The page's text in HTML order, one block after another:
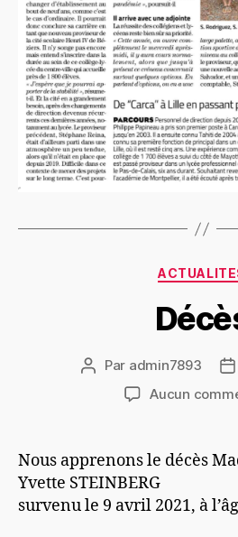
Auteur
l’article
Par admin7893
Aucun
Nous apprenons le décès
Yvette STEINBERG
survenu le 9 avril 2021, à